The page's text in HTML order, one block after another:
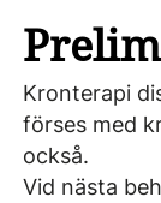
Kronterapi
förses med
också.
Vid nästa